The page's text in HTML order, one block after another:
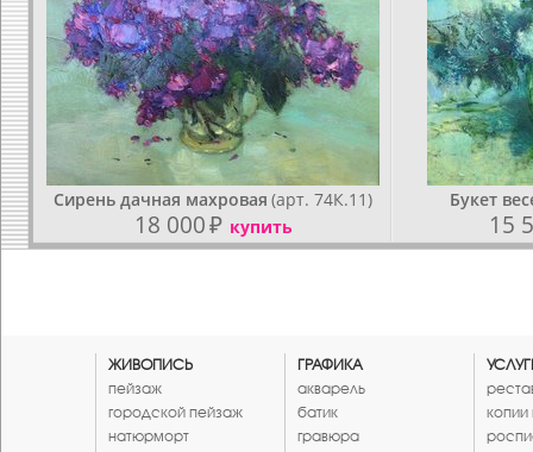
Сирень дачная махровая (арт. 74К.11)
18 000₽ купить
Букет
15
ЖИВОПИСЬ
пейзаж
городской пейзаж
натюрморт
ГРАФИКА
акварель
батик
гравюра
копии